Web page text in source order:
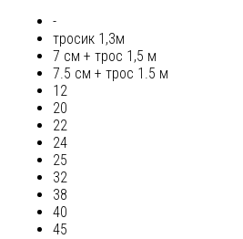
-
тросик 1,3м
7 см + трос 1,5 м
7.5 см + трос 1.5 м
12
20
22
24
25
32
38
40
45